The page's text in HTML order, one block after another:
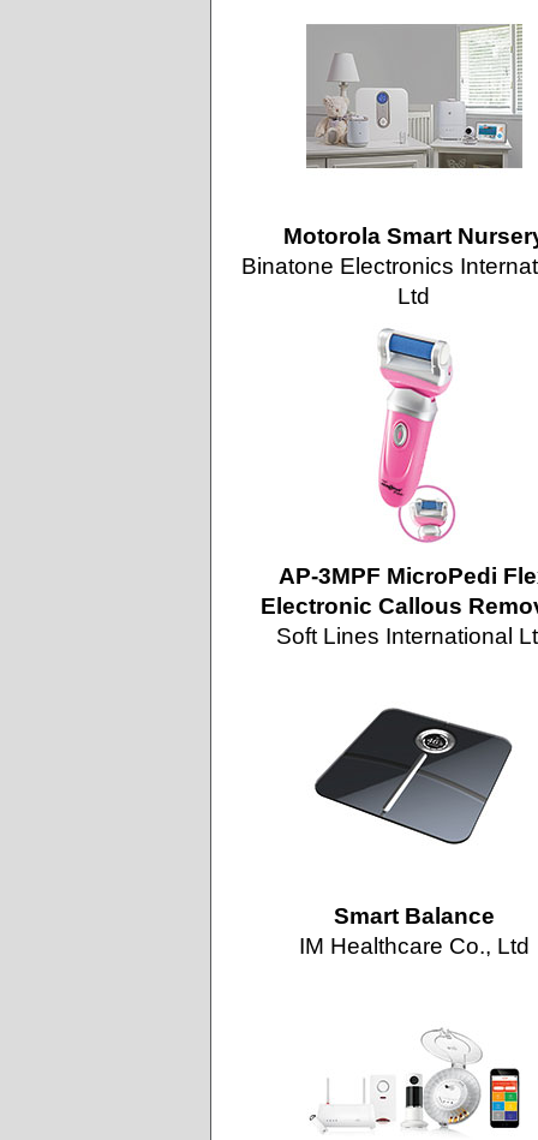
Motorola Smart
Binatone Electronics
Ltd
AP-3MPF MicroPedi
Electronic Callous
Soft Lines International
Smart Balance
IM Healthcare Co., Ltd